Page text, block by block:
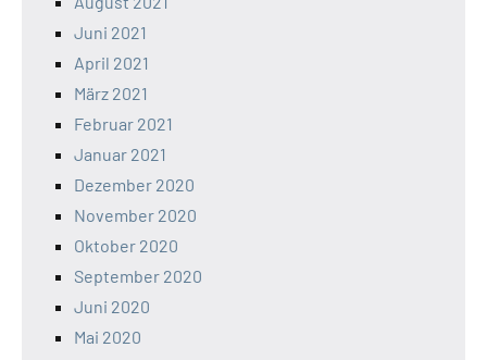
Juni 2021
April 2021
März 2021
Februar 2021
Januar 2021
Dezember 2020
November 2020
Oktober 2020
September 2020
Juni 2020
Mai 2020